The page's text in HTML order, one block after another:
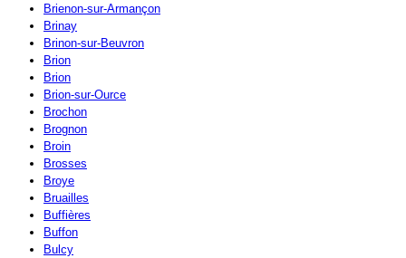
Brienon-sur-Armançon
Brinay
Brinon-sur-Beuvron
Brion
Brion
Brion-sur-Ource
Brochon
Brognon
Broin
Brosses
Broye
Bruailles
Buffières
Buffon
Bulcy